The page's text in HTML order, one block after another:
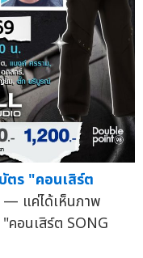
ตร "คอนเสิร์ต
— แค่ได้เห็นภาพ
คอนเสิร์ต SONG